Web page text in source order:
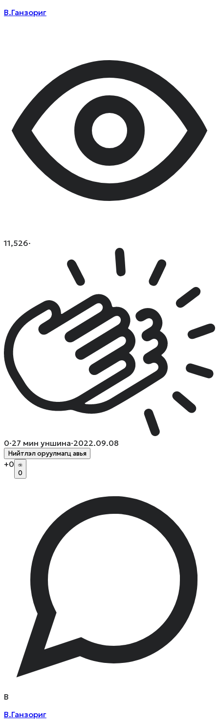
В.Ганзориг
11,526·
0·27 мин уншина·2022.09.08
Нийтлэл оруулмагц авья
+0
0
В
В.Ганзориг